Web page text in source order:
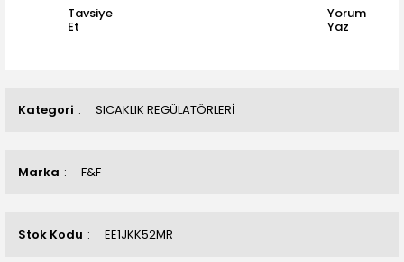
Kategori SICAKLIK REGÜLATÖRLERİ
Marka F&F
Stok Kodu EE1JKK52MR
Tavsiye
Et
Yorum
Yaz